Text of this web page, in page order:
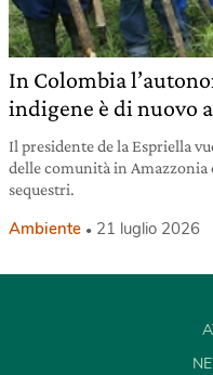
In Colombia
indigene è di nuovo
Il presidente de la Espriella
delle comunità in Amazzonia
sequestri.
Ambiente 21 luglio 2026